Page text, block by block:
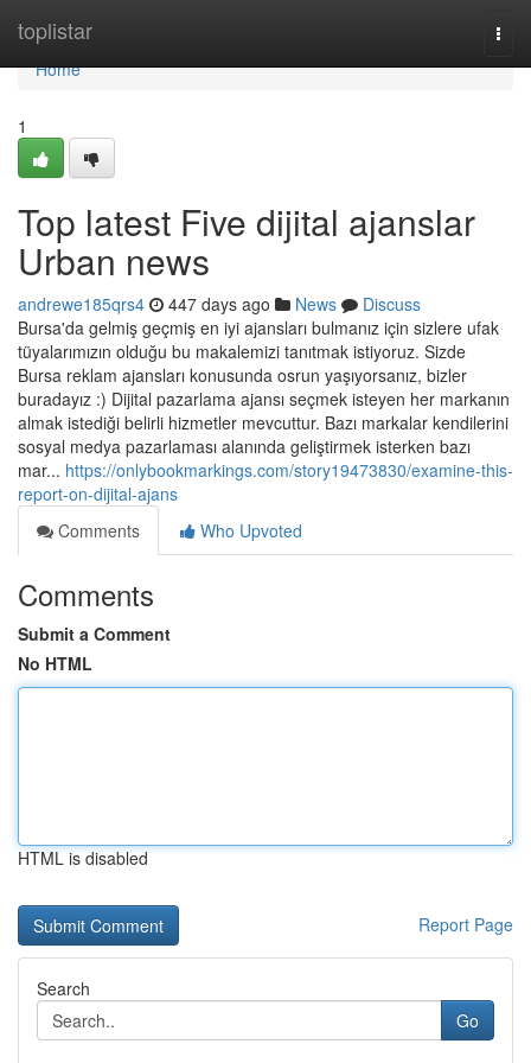
toplistar
Home
Home
1
Top latest Five dijital ajanslar
Urban news
andrewe185qrs4 447 days ago News
Discuss
Bursa'da gelmiş geçmiş en iyi ajansları bulmanız için sizlere ufak
tüyalarımızın olduğu bu makalemizi tanıtmak istiyoruz. Sizde
Bursa reklam ajansları konusunda osrun yaşıyorsanız, bizler
buradayız :) Dijital pazarlama ajansı seçmek isteyen her markanın
almak istediği belirli hizmetler mevcuttur. Bazı markalar kendilerini
sosyal medya pazarlaması alanında geliştirmek isterken bazı
mar... https://onlybookmarkings.com/story19473830/examine-this-
report-on-dijital-ajans
Comments
Who Upvoted
Comments
Submit a Comment
No HTML
HTML is disabled
Report Page
Search
Go